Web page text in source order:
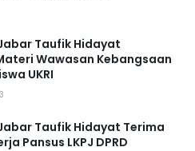
Taufik Hidayat
Wawasan Kebangsaan
UKRI
Taufik Hidayat Terima
Pansus LKPJ DPRD